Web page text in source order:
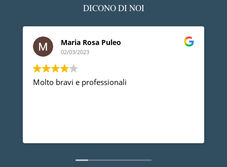
DICONO DI NOI
Maria Rosa Puleo
02/03/2023
Molto bravi e professionali